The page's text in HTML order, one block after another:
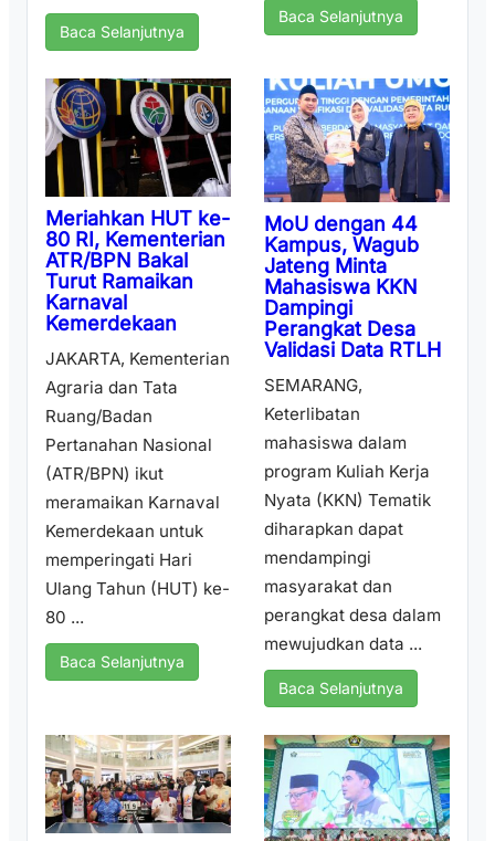
Baca Selanjutnya
Baca Selanjutnya
Meriahkan HUT ke-
80 RI, Kementerian
ATR/BPN Bakal
Turut Ramaikan
Karnaval
Kemerdekaan
JAKARTA, Kementerian
Agraria dan Tata
Ruang/Badan
Pertanahan Nasional
(ATR/BPN) ikut
meramaikan Karnaval
Kemerdekaan untuk
memperingati Hari
Ulang Tahun (HUT) ke-
80 ...
Baca Selanjutnya
MoU dengan 44
Kampus, Wagub
Jateng Minta
Mahasiswa KKN
Dampingi
Perangkat Desa
Validasi Data RTLH
SEMARANG,
Keterlibatan
mahasiswa dalam
program Kuliah Kerja
Nyata (KKN) Tematik
diharapkan dapat
mendampingi
masyarakat dan
perangkat desa dalam
mewujudkan data ...
Baca Selanjutnya